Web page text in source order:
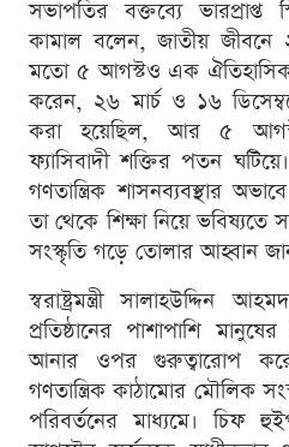
সভাপতির বক্তব্যে ভারপ্রাপ্ত
কামাল বলেন, জাতীয় জীবনে
মতো ৫ আগস্টও এক ঐতিহাসিক
করেন, ২৬ মার্চ ও ১৬
করা হয়েছিল, আর ৫
ফ্যাসিবাদী শক্তির পতন
গণতান্ত্রিক শাসনব্যবস্থার
তা থেকে শিক্ষা নিয়ে
সংস্কৃতি গড়ে তোলার আহ্বান
স্বরাষ্ট্রমন্ত্রী
প্রতিষ্ঠানের পাশাপাশি
আনার ওপর গুরুত্বারোপ
গণতান্ত্রিক কাঠামোর মৌলিক
পরিবর্তনের মাধ্যমে।